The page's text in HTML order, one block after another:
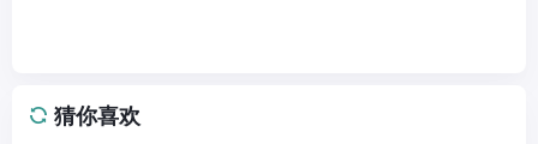
猜你喜欢